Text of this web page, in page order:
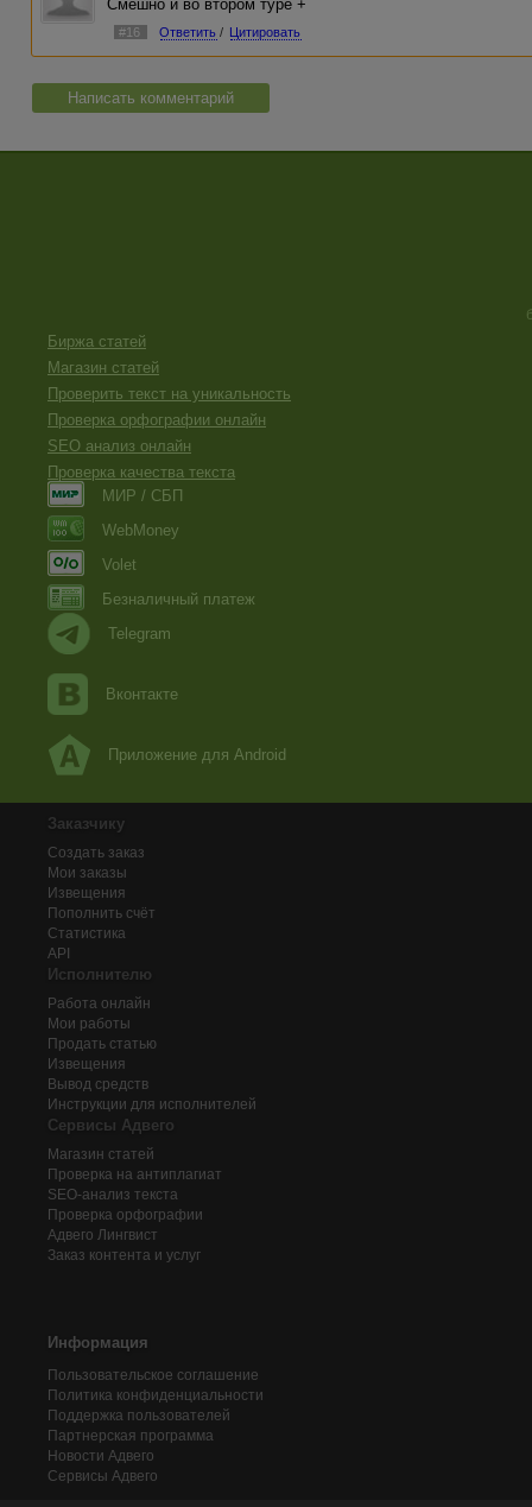
Смешно и во втором туре +
#16 Ответить / Цитировать
Написать комментарий
Биржа статей
Магазин статей
Проверить текст на уникальность
Проверка орфографии онлайн
SEO анализ онлайн
Проверка качества текста
МИР / СБП
WebMoney
Volet
Безналичный платеж
Telegram
Вконтакте
Приложение для Android
Заказчику
Создать заказ
Мои заказы
Извещения
Пополнить счёт
Статистика
API
Исполнителю
Работа онлайн
Мои работы
Продать статью
Извещения
Вывод средств
Инструкции для исполнителей
Сервисы Адвего
Магазин статей
Проверка на антиплагиат
SEO-анализ текста
Проверка орфографии
Адвего Лингвист
Заказ контента и услуг
Информация
Пользовательское соглашение
Политика конфиденциальности
Поддержка пользователей
Партнерская программа
Новости Адвего
Сервисы Адвего